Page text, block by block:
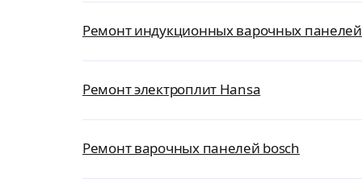
Ремонт индукционных варочных панелей
Ремонт электроплит Hansa
Ремонт варочных панелей bosch